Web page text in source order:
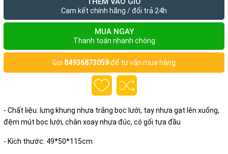
Cam kết chính hãng / đổi trả 24h
MUA NGAY
Thanh toán nhanh chóng
Gọi 84936873059để tư vấn mua hàng
- Chất liệu: lưng khung nhựa trắng bọc lưới, tay nhựa gạt lên xuống,
đệm mút bọc lưới, chân xoay nhựa đúc, có gối tựa đầu
- Kích thước: 49*50*115cm